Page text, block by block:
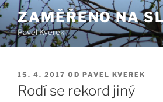
Přejít
k
obsahu
webu
ZAMĚŘENO NA
Pavel Kverek
PUBLIKOVÁNO
15. 4. 2017 OD PAVEL KVEREK
Rodí se rekord jiný